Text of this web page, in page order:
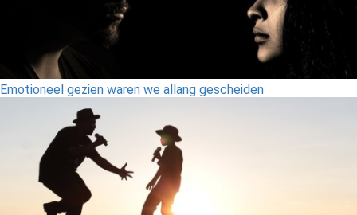
Emotioneel gezien waren we allang gescheiden